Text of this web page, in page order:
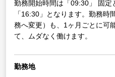
勤務開始時間は「09:30」 固定
「16:30」となります。勤務
務へ変更）も、1ヶ月ごとに可
て、ムダなく働けます。
勤務地